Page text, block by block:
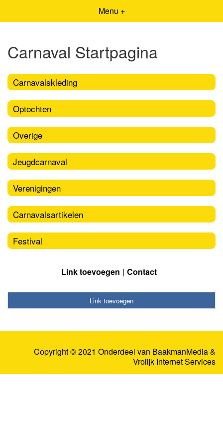
Menu +
Carnaval Startpagina
Carnavalskleding
Optochten
Overige
Jeugdcarnaval
Verenigingen
Carnavalsartikelen
Festival
Link toevoegen Contact
Link toevoegen
Copyright © 2021 Onderdeel van BaakmanMedia&
Vrolijk Internet Services